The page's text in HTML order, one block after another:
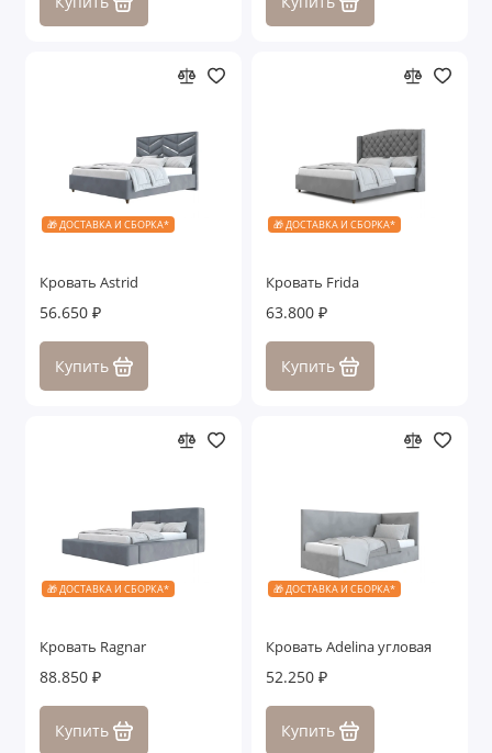
🎁 ДОСТАВКА И СБОРКА*
Кровать Astrid
56.650 ₽
Купить
🎁 ДОСТАВКА И СБОРКА*
Кровать Frida
63.800 ₽
Купить
🎁 ДОСТАВКА И СБОРКА*
Кровать Ragnar
88.850 ₽
Купить
🎁 ДОСТАВКА И СБОРКА*
Кровать Adelina угловая
52.250 ₽
Купить